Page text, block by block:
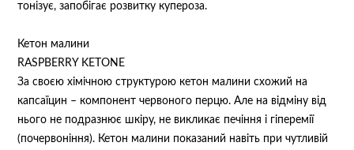
тонізує, запобігає розвитку купероза.
Кетон малини
RASPBERRY KETONE
За своєю хімічною структурою кетон малини схожий на
капсаїцин – компонент червоного перцю. Але на відміну від
нього не подразнює шкіру, не викликає печіння і гіперемії
(почервоніння). Кетон малини показаний навіть при чутливій